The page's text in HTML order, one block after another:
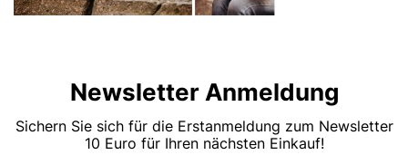
Newsletter Anmeldung
Sichern Sie sich für die Erstanmeldung zum Newsletter
10 Euro für Ihren nächsten Einkauf!